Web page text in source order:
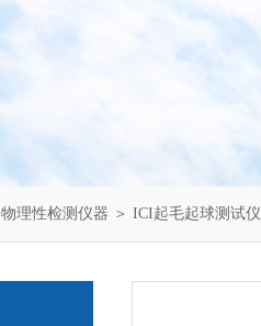
物理性检测仪器 ＞ ICI起毛起球测试仪